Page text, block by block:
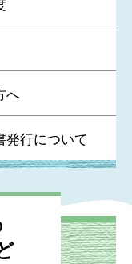
へ
発行について